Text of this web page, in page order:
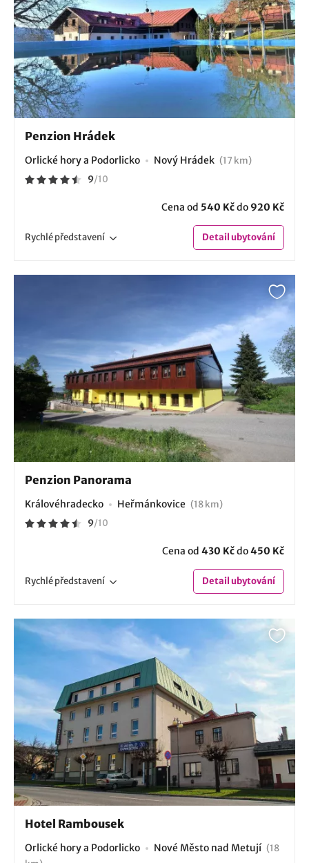
Penzion Hrádek
Orlické hory a Podorlicko Nový Hrádek (17 km)
9/10
Cena od 540 Kčdo 920 Kč
Rychlépředstavení Detailubytování
Penzion Panorama
Královéhradecko Heřmánkovice (18 km)
9/10
Cena od 430 Kčdo450 Kč
Rychlépředstavení Detailubytování
Hotel Rambousek
Orlické hory a Podorlicko Nové Město nad Metují (18